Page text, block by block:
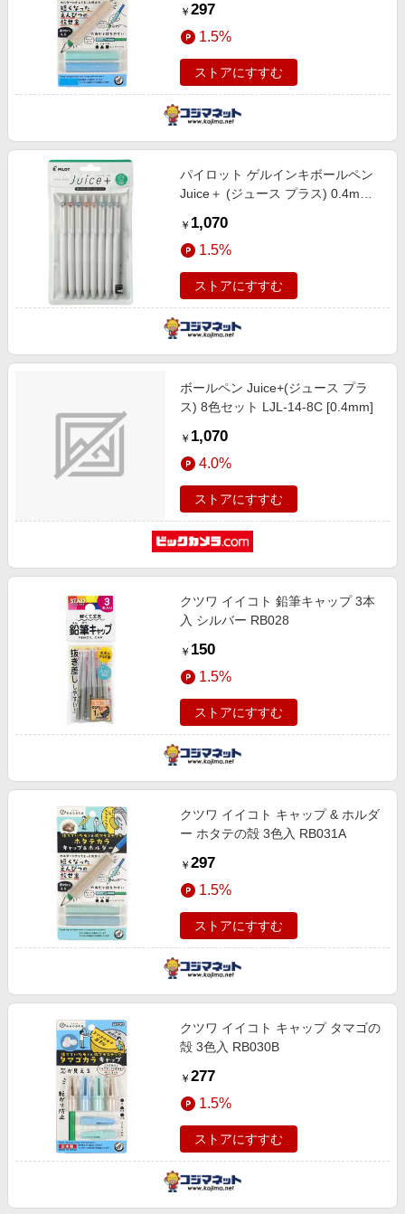
￥ 297
1.5%
ストアにすすむ
パイロット ゲルインキボールペン
Juice＋ (ジュース プラス) 0.4mm 8
￥ 1,070
1.5%
ストアにすすむ
ボールペン Juice+(ジュース プラ
ス) 8色セット LJL-14-8C [0.4mm]
￥ 1,070
4.0%
ストアにすすむ
クツワ イイコト 鉛筆キャップ 3本
入 シルバー RB028
￥ 150
1.5%
ストアにすすむ
クツワ イイコト キャップ & ホルダ
ー ホタテの殻 3色入 RB031A
￥ 297
1.5%
ストアにすすむ
クツワ イイコト キャップ タマゴの
殻 3色入 RB030B
￥ 277
1.5%
ストアにすすむ